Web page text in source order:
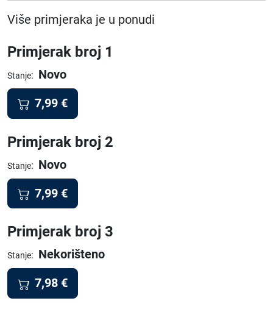
Više primjeraka je u ponudi
Primjerak broj 1
Stanje: Novo
7,99 €
Primjerak broj 2
Stanje: Novo
7,99 €
Primjerak broj 3
Stanje: Nekorišteno
7,98 €